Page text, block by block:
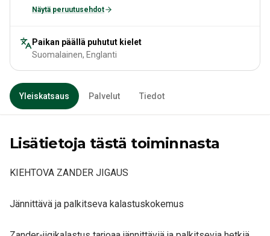
Näytä peruutusehdot
Paikan päällä puhutut kielet
Suomalainen, Englanti
Yleiskatsaus Palvelut Tiedot
Lisätietoja tästä toiminnasta
KIEHTOVA ZANDER JIGAUS
Jännittävä ja palkitseva kalastuskokemus